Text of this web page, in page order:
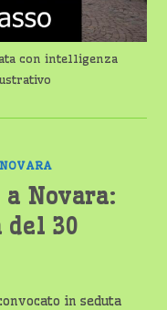
con intelligenza
NOVARA
Novara:
del 30
in seduta